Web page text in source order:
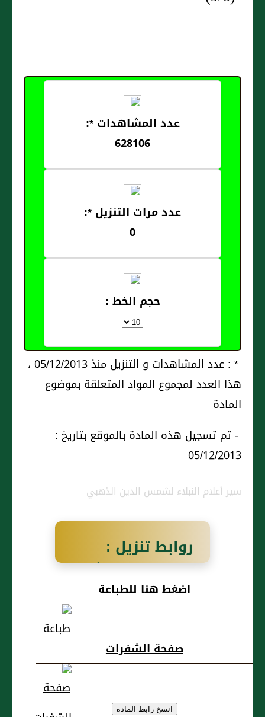
عدد المشاهدات *:
628106
عدد مرات التنزيل *:
0
حجم الخط :
* : عدد المشاهدات و التنزيل منذ 05/12/2013 ،
هذا العدد لمجموع المواد المتعلقة بموضوع
المادة
- تم تسجيل هذه المادة بالموقع بتاريخ :
05/12/2013
سير أعلام النبلاء لشمس الدين الذهبي
روابط تنزيل :
سَعْدُ بنُ عُبَيْدٍ أَبُو
حَمْزَةَ السُّلَمِيُّ (ع)
اضغط هنا للطباعة
صفحة الشفرات